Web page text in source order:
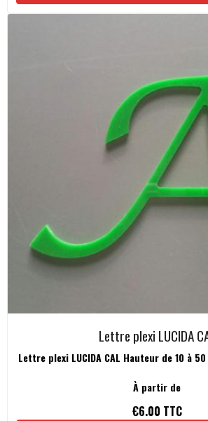
Lettre plexi LUCIDA
Lettre plexi LUCIDA CAL Hauteur de 10 à
À partir de
€6.00 TTC